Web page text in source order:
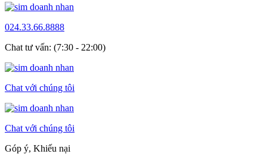
024.33.66.8888
Chat tư vấn: (7:30 - 22:00)
Chat với chúng tôi
Chat với chúng tôi
Góp ý, Khiếu nại